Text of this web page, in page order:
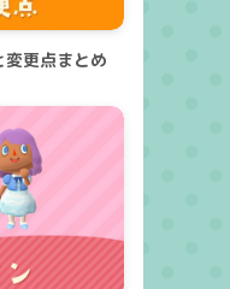
更点まとめ